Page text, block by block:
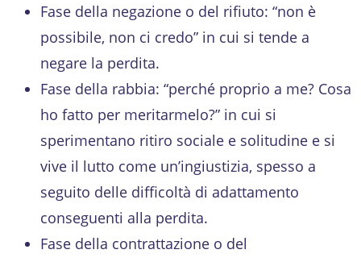
Fase della negazione o del rifiuto: “non è
possibile, non ci credo” in cui si tende a
negare la perdita.
Fase della rabbia: “perché proprio a me? Cosa
ho fatto per meritarmelo?” in cui si
sperimentano ritiro sociale e solitudine e si
vive il lutto come un’ingiustizia, spesso a
seguito delle difficoltà di adattamento
conseguenti alla perdita.
Fase della contrattazione o del